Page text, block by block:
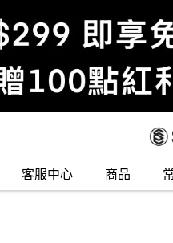
客服中心 商品